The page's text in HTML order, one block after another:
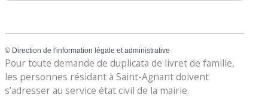
© Direction de l'information légale et administrative
Pour toute demande de duplicata de livret de famille,
les personnes résidant à Saint-Agnant doivent
s’adresser au service état civil de la mairie.